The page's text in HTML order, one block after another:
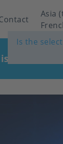
Asia
Is the